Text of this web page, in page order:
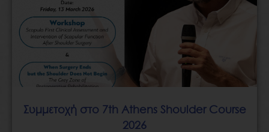
Συμμετοχή στο 7th Athens Shoulder Course
2026